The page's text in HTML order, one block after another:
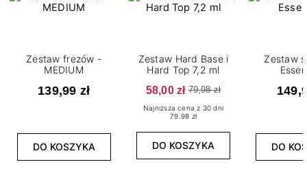
Zestaw frezów -
MEDIUM
139,99 zł
DO KOSZYKA
Zestaw Hard Base i
Hard Top 7,2 ml
58,00 zł 79,98 zł
Najniższa cena z 30 dni
79.98 zł
DO KOSZYKA
Zestaw
DO